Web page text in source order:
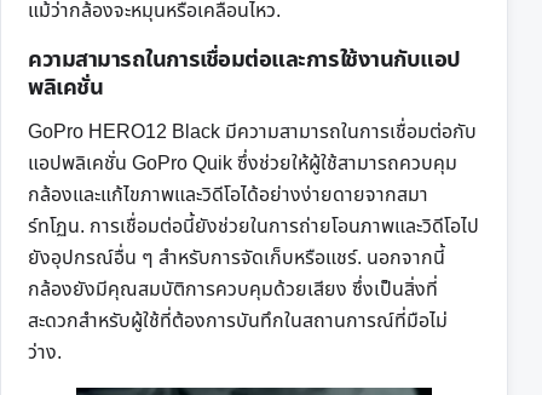
แม้ว่ากล้องจะหมุนหรือเคลื่อนไหว.
ความสามารถในการเชื่อมต่อและการใช้งานกับแอป
พลิเคชั่น
GoPro HERO12 Black มีความสามารถในการเชื่อมต่อกับ
แอปพลิเคชั่น GoPro Quik ซึ่งช่วยให้ผู้ใช้สามารถควบคุม
กล้องและแก้ไขภาพและวิดีโอได้อย่างง่ายดายจากสมา
ร์ทโฏน. การเชื่อมต่อนี้ยังช่วยในการถ่ายโอนภาพและวิดีโอไป
ยังอุปกรณ์อื่น ๆ สำหรับการจัดเก็บหรือแชร์. นอกจากนี้
กล้องยังมีคุณสมบัติการควบคุมด้วยเสียง ซึ่งเป็นสิ่งที่
สะดวกสำหรับผู้ใช้ที่ต้องการบันทึกในสถานการณ์ที่มือไม่
ว่าง.